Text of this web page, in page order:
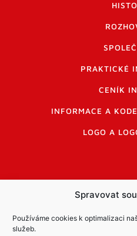
Spravovat
Používáme cookies k optimalizaci
služeb.
PRAKTICKÉ
CENÍK
INFORMACE A
LOGO A
PDF archiv Zpravodajů